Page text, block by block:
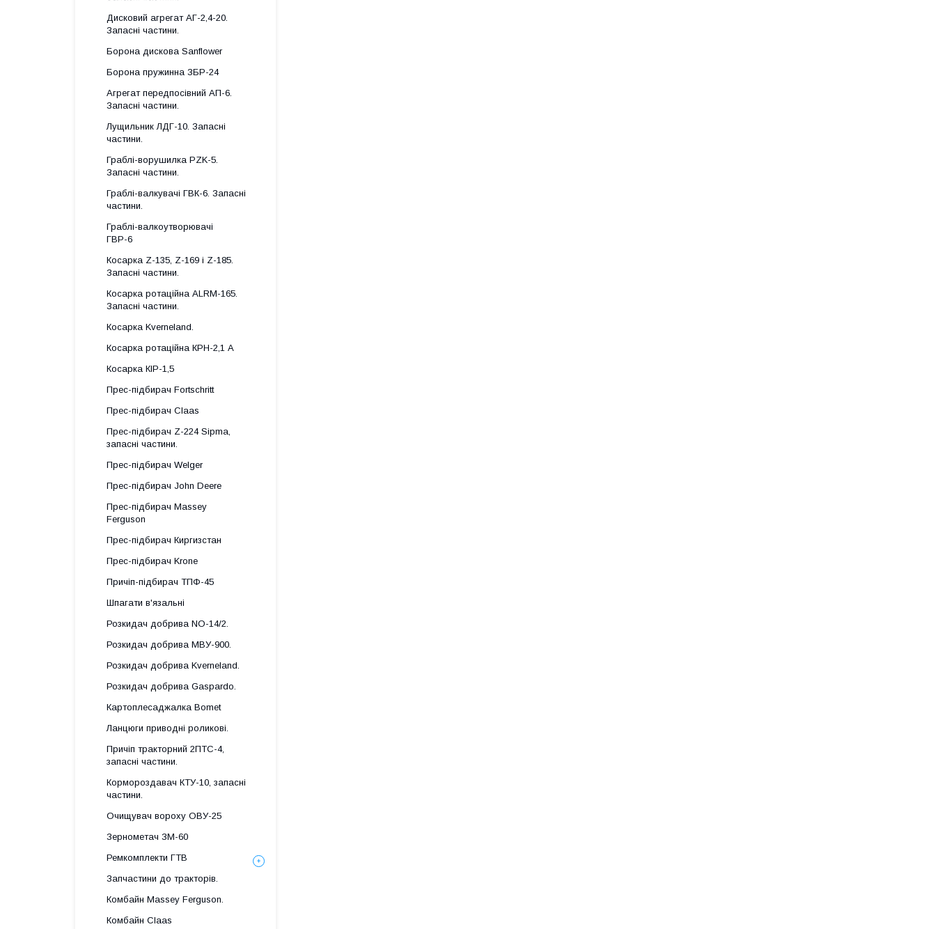
Дисковий агрегат АГ-2,4-20.
Запасні частини.
Борона дискова Sanflower
Борона пружинна ЗБР-24
Агрегат передпосівний АП-6.
Запасні частини.
Лущильник ЛДГ-10. Запасні
частини.
Граблі-ворушилка PZK-5.
Запасні частини.
Граблі-валкувачі ГВК-6. Запасні
частини.
Граблі-валкоутворювачі
ГВР-6
Косарка Z-135, Z-169 і Z-185.
Запасні частини.
Косарка ротаційна ALRM-165.
Запасні частини.
Косарка Kverneland.
Косарка ротаційна КРН-2,1 А
Косарка КІР-1,5
Прес-підбирач Fortschritt
Прес-підбирач Claas
Прес-підбирач Z-224 Sipma,
запасні частини.
Прес-підбирач Welger
Прес-підбирач John Deere
Прес-підбирач Massey
Ferguson
Прес-підбирач Киргизстан
Прес-підбирач Krone
Причіп-підбирач ТПФ-45
Шпагати в'язальні
Розкидач добрива NO-14/2.
Розкидач добрива МВУ-900.
Розкидач добрива Kverneland.
Розкидач добрива Gaspardo.
Картоплесаджалка Bomet
Ланцюги приводні роликові.
Причіп тракторний 2ПТС-4,
запасні частини.
Кормороздавач КТУ-10, запасні
частини.
Очищувач вороху ОВУ-25
Зернометач ЗМ-60
Ремкомплекти ГТВ
Запчастини до тракторів.
Комбайн Massey Ferguson.
Комбайн Claas